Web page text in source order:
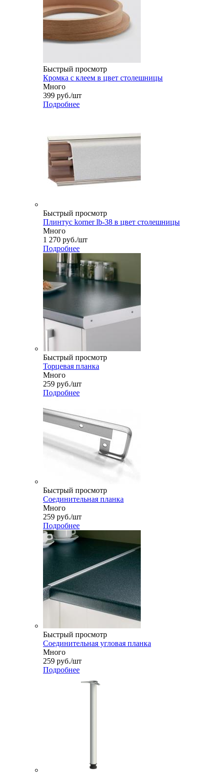
Быстрый просмотр
Кромка с клеем в цвет столешницы
Много
399 руб./шт
Подробнее
Быстрый просмотр
Плинтус korner lb-38 в цвет столешницы
Много
1 270 руб./шт
Подробнее
Быстрый просмотр
Торцевая планка
Много
259 руб./шт
Подробнее
Быстрый просмотр
Соединительная планка
Много
259 руб./шт
Подробнее
Быстрый просмотр
Соединительная угловая планка
Много
259 руб./шт
Подробнее